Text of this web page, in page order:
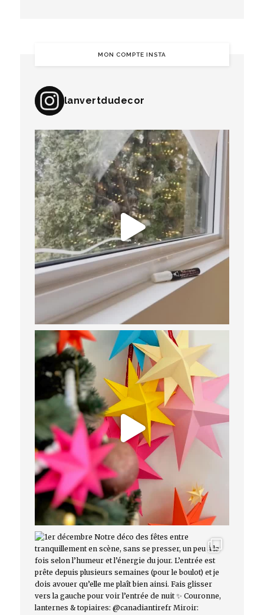
MON COMPTE INSTA
lanvertdudecor